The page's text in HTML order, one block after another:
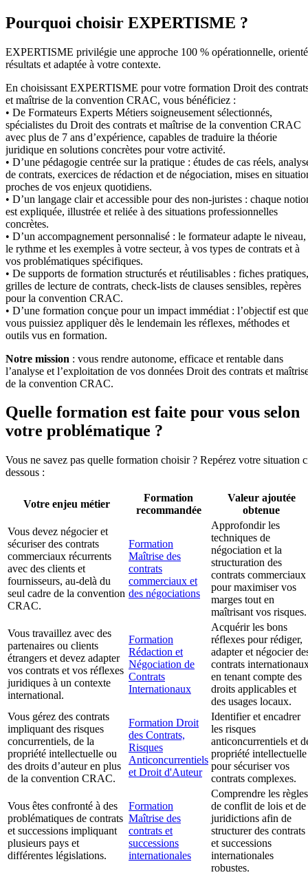
Pourquoi choisir EXPERTISME ?
EXPERTISME privilégie une approche 100 % opérationnelle,
résultats et adaptée à votre contexte.
En choisissant EXPERTISME pour votre formation Droit des
et maîtrise de la convention CRAC, vous bénéficiez :
• De Formateurs Experts Métiers soigneusement sélectionnés,
spécialistes du Droit des contrats et maîtrise de la convention CRAC
avec plus de 7 ans d’expérience, capables de traduire la théorie
juridique en solutions concrètes pour votre activité.
• D’une pédagogie centrée sur la pratique : études de cas réels,
de contrats, exercices de rédaction et de négociation, mises en
proches de vos enjeux quotidiens.
• D’un langage clair et accessible pour des non-juristes : chaque
est expliquée, illustrée et reliée à des situations professionnelles
concrètes.
• D’un accompagnement personnalisé : le formateur adapte le niveau,
le rythme et les exemples à votre secteur, à vos types de contrats et à
vos problématiques spécifiques.
• De supports de formation structurés et réutilisables : fiches pratiques,
grilles de lecture de contrats, check-lists de clauses sensibles, repères
pour la convention CRAC.
• D’une formation conçue pour un impact immédiat : l’objectif est que
vous puissiez appliquer dès le lendemain les réflexes, méthodes et
outils vus en formation.
Notre mission : vous rendre autonome, efficace et rentable dans
l’analyse et l’exploitation de vos données Droit des contrats et
de la convention CRAC.
Quelle formation est faite pour vous selon
votre problématique ?
Vous ne savez pas quelle formation choisir ? Repérez votre situation
dessous :
Votre enjeu métier
Formation
recommandée
Valeur ajoutée
obtenue
Vous devez négocier et
sécuriser des contrats
commerciaux récurrents
avec des clients et
fournisseurs, au-delà du
seul cadre de la convention
CRAC.
Formation
Maîtrise des
contrats
commerciaux et
des négociations
Approfondir les
techniques de
négociation et la
structuration des
contrats commerciaux
pour maximiser vos
marges tout en
maîtrisant vos risques.
Vous travaillez avec des
partenaires ou clients
étrangers et devez adapter
vos contrats et vos réflexes
juridiques à un contexte
international.
Formation
Rédaction et
Négociation de
Contrats
Internationaux
Acquérir les bons
réflexes pour rédiger,
adapter et négocier
contrats
en tenant compte des
droits applicables et
des usages locaux.
Vous gérez des contrats
impliquant des risques
concurrentiels, de la
propriété intellectuelle ou
des droits d’auteur en plus
de la convention CRAC.
Formation Droit
des Contrats,
Risques
Anticoncurrentiels
et Droit d'Auteur
Identifier et encadrer
les risques
anticoncurrentiels et
propriété intellectuelle
pour sécuriser vos
contrats complexes.
Vous êtes confronté à des
problématiques de contrats
et successions impliquant
plusieurs pays et
différentes législations.
Formation
Maîtrise des
contrats et
successions
internationales
Comprendre les règles
de conflit de lois et de
juridictions afin de
structurer des contrats
et successions
internationales
robustes.